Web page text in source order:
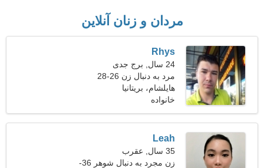
مردان و زنان آنلاین
Rhys
24 سال, برج جدی
مرد به دنبال زن 26-28
هایلشام، بریتانیا
خانواده
Leah
35 سال, عقرب
زن مجرد به دنبال شوهر 36-